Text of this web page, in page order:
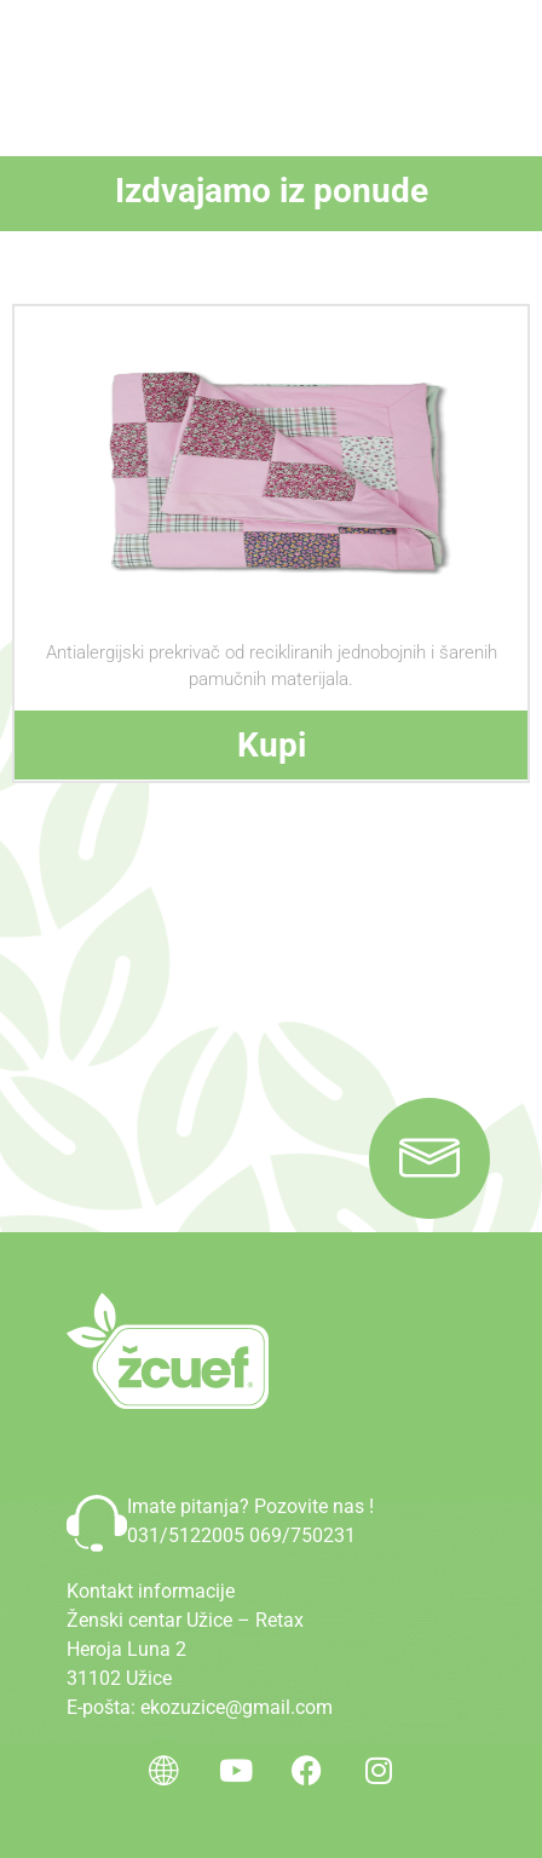
Izdvajamo iz ponude
Antialergijski prekrivač od recikliranih jednobojnih i šarenih
pamučnih materijala.
Kupi
Imate pitanja? Pozovite nas !
031/5122005 069/750231
Kontakt informacije
Ženski centar Užice – Retax
Heroja Luna 2
31102 Užice
E-pošta: ekozuzice@gmail.com